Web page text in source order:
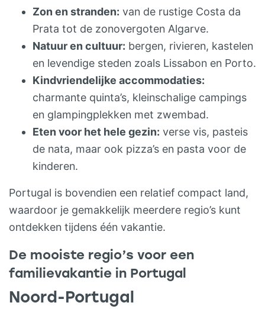
Oliveira en vijf 5p safaritenten: Bom
Jardim, Da Verde, Da Floresta, Do
Castanho en Da Palmeira . Alle tenten zijn
voorzien van een ria nte badkamer met
eigen sanitair en luxe hammam
stortdouche, keuken, eethoek en veranda
of terras met picknickbank en loungehoek.
Ook is er veel privacy! GEZAMENLIJK Er is
een poolhouse op het terrein voorzien van
een gezellige bar, ijskasten, toilet,
Hollandse gezelschapsspellen. En vanuit
de bar kom je op het overdekte terras dat
is omgeven door prachtige tuinen en
groene grasmatten. Hier vandaan heb je
een fantastisch uitzicht op het verwarmde
zwembad, het dal en de vallei. Via de
granieten trap kom je bij het grote,
Zon en stranden: van de rustige Costa da
Prata tot de zonovergoten Algarve.
Natuur en cultuur: bergen, rivieren, kastelen
en levendige steden zoals Lissabon en Porto.
Kindvriendelijke accommodaties:
charmante quinta’s, kleinschalige campings
en glampingplekken met zwembad.
Eten voor het hele gezin: verse vis, pasteis
de nata, maar ook pizza’s en pasta voor de
kinderen.
Portugal is bovendien een relatief compact land,
waardoor je gemakkelijk meerdere regio’s kunt
ontdekken tijdens één vakantie.
De mooiste regio’s voor een
familievakantie in Portugal
Noord-Portugal